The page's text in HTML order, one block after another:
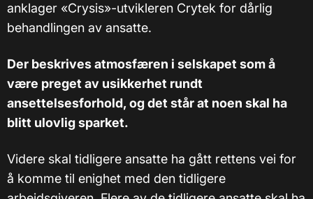
anklager «Crysis»-utvikleren Crytek for dårlig
behandlingen av ansatte.
Der beskrives atmosfæren i selskapet som å
være preget av usikkerhet rundt
ansettelsesforhold, og det står at noen skal ha
blitt ulovlig sparket.
Videre skal tidligere ansatte ha gått rettens vei for
å komme til enighet med den tidligere